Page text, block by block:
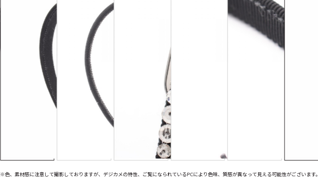
※色、素材感に注意して撮影しておりますが、デジカメの特性、ご覧になられているPCにより色味、質感が異なって見える可能性がございます。